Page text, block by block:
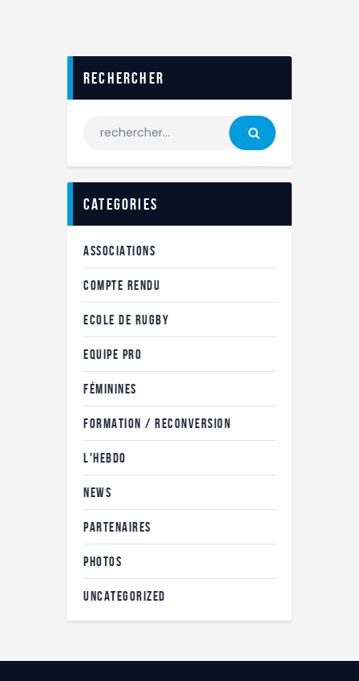
Rechercher
categories
ASSOCIATIONS
COMPTE RENDU
ECOLE DE RUGBY
EQUIPE PRO
FÉMININES
FORMATION / RECONVERSION
L'HEBDO
NEWS
PARTENAIRES
PHOTOS
UNCATEGORIZED